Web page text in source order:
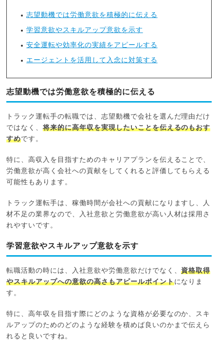
志望動機では労働意欲を積極的に伝える
学習意欲やスキルアップ意欲を示す
安全運転や効率化の実績をアピールする
エージェントを活用して入念に対策する
志望動機では労働意欲を積極的に伝える
トラック運転手の転職では、志望動機で会社を選んだ理由だけ
ではなく、将来的に高年収を実現したいことを伝えるのもおす
すめです。
特に、高収入を目指すためのキャリアプランを伝えることで、
労働意欲が高く会社への貢献をしてくれると評価してもらえる
可能性もあります。
トラック運転手は、稼働時間が会社への貢献になりますし、人
材不足の業界なので、入社意欲と労働意欲が高い人材は採用さ
れやすいです。
学習意欲やスキルアップ意欲を示す
転職活動の時には、入社意欲や労働意欲だけでなく、資格取得
やスキルアップへの意欲の高さもアピールポイントになりま
す。
特に、高年収を目指す際にどのような資格が必要なのか、スキ
ルアップのためのどのような経験を積めば良いのかまで伝えら
れると良いですね。